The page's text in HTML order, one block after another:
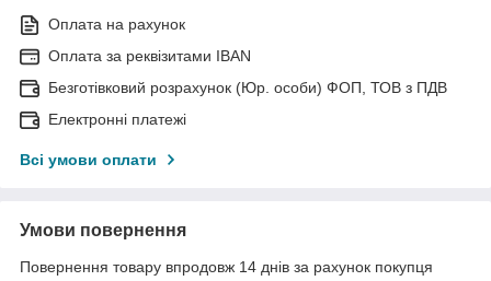
Оплата на рахунок
Оплата за реквізитами IBAN
Безготівковий розрахунок (Юр. особи) ФОП, ТОВ з ПДВ
Електронні платежі
Всі умови оплати
Умови повернення
Повернення товару впродовж 14 днів за рахунок покупця